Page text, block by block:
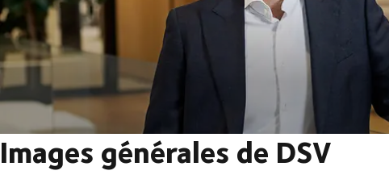
Images générales de DSV